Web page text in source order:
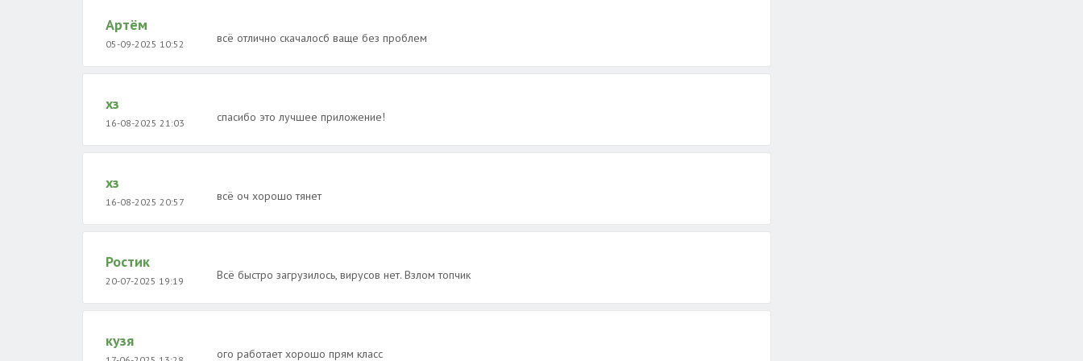
Артём
05-09-2025 10:52 всё отлично скачалосб ваще без проблем
хз
16-08-2025 21:03 спасибо это лучшее приложение!
хз
16-08-2025 20:57 всё оч хорошо тянет
Ростик
20-07-2025 19:19 Всё быстро загрузилось, вирусов нет. Взлом топчик
кузя
ого работает хорошо прям класс